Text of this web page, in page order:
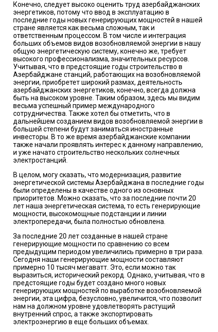
Конечно, следует высоко оценить труд азербайджанских
энергетиков, потому что ввод в эксплуатацию в
последние годы новых генерирующих мощностей в нашей
стране является как весьма сложным, так и
ответственным процессом. В том числе и интеграция
больших объемов видов возобновляемой энергии в нашу
общую энергетическую систему, конечно же, требует
высокого профессионализма, значительных ресурсов.
Учитывая, что в предстоящие годы строительство в
Азербайджане станций, работающих на возобновляемой
энергии, приобретет широкий размах, деятельность
азербайджанских энергетиков, конечно, всегда должна
быть на высоком уровне. Таким образом, здесь мы видим
весьма успешный пример международного
сотрудничества. Также хотел бы отметить, что в
дальнейшем созданием видов возобновляемой энергии в
большей степени будут заниматься иностранные
инвесторы. В то же время азербайджанские компании
также начали проявлять интерес к данному направлению,
и уже начато строительство нескольких солнечных
электростанций.
В целом, могу сказать, что модернизация, развитие
энергетической системы Азербайджана в последние годы
были определены в качестве одного из основных
приоритетов. Можно сказать, что за последние почти 20
лет наша энергетическая система, то есть генерирующие
мощности, высокомощные подстанции и линии
электропередачи, была полностью обновлена.
За последние 20 лет созданные в нашей стране
генерирующие мощности по сравнению со всем
предыдущим периодом увеличились примерно в три раза.
Сегодня наши генерирующие мощности составляют
примерно 10 тысяч мегаватт. Это, если можно так
выразиться, исторический рекорд. Однако, учитывая, что в
предстоящие годы будет создано много новых
генерирующих мощностей по выработке возобновляемой
энергии, эта цифра, безусловно, увеличится, что позволит
нам на должном уровне удовлетворять растущий
внутренний спрос, а также экспортировать
электроэнергию в еще больших объемах.